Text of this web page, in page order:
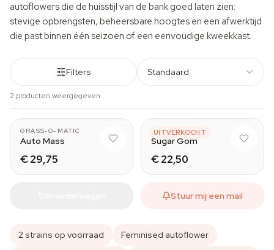
autoflowers die de huisstijl van de bank goed laten zien:
stevige opbrengsten, beheersbare hoogtes en een afwerktijd
die past binnen één seizoen of een eenvoudige kweekkast.
Filters Standaard
2 producten weergegeven
GRASS-O-MATIC
Auto Mass
€ 29,75
UITVERKOCHT
GRASS-O-MATIC
Sugar Gom
€ 22,50
Stuur mij een mail
2 strains op voorraad
Feminised autoflower